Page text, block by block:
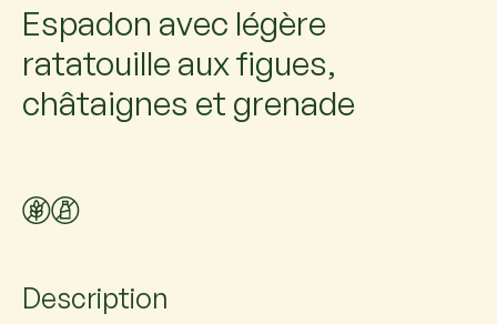
Espadon avec légère
ratatouille aux figues,
châtaignes et grenade
Description